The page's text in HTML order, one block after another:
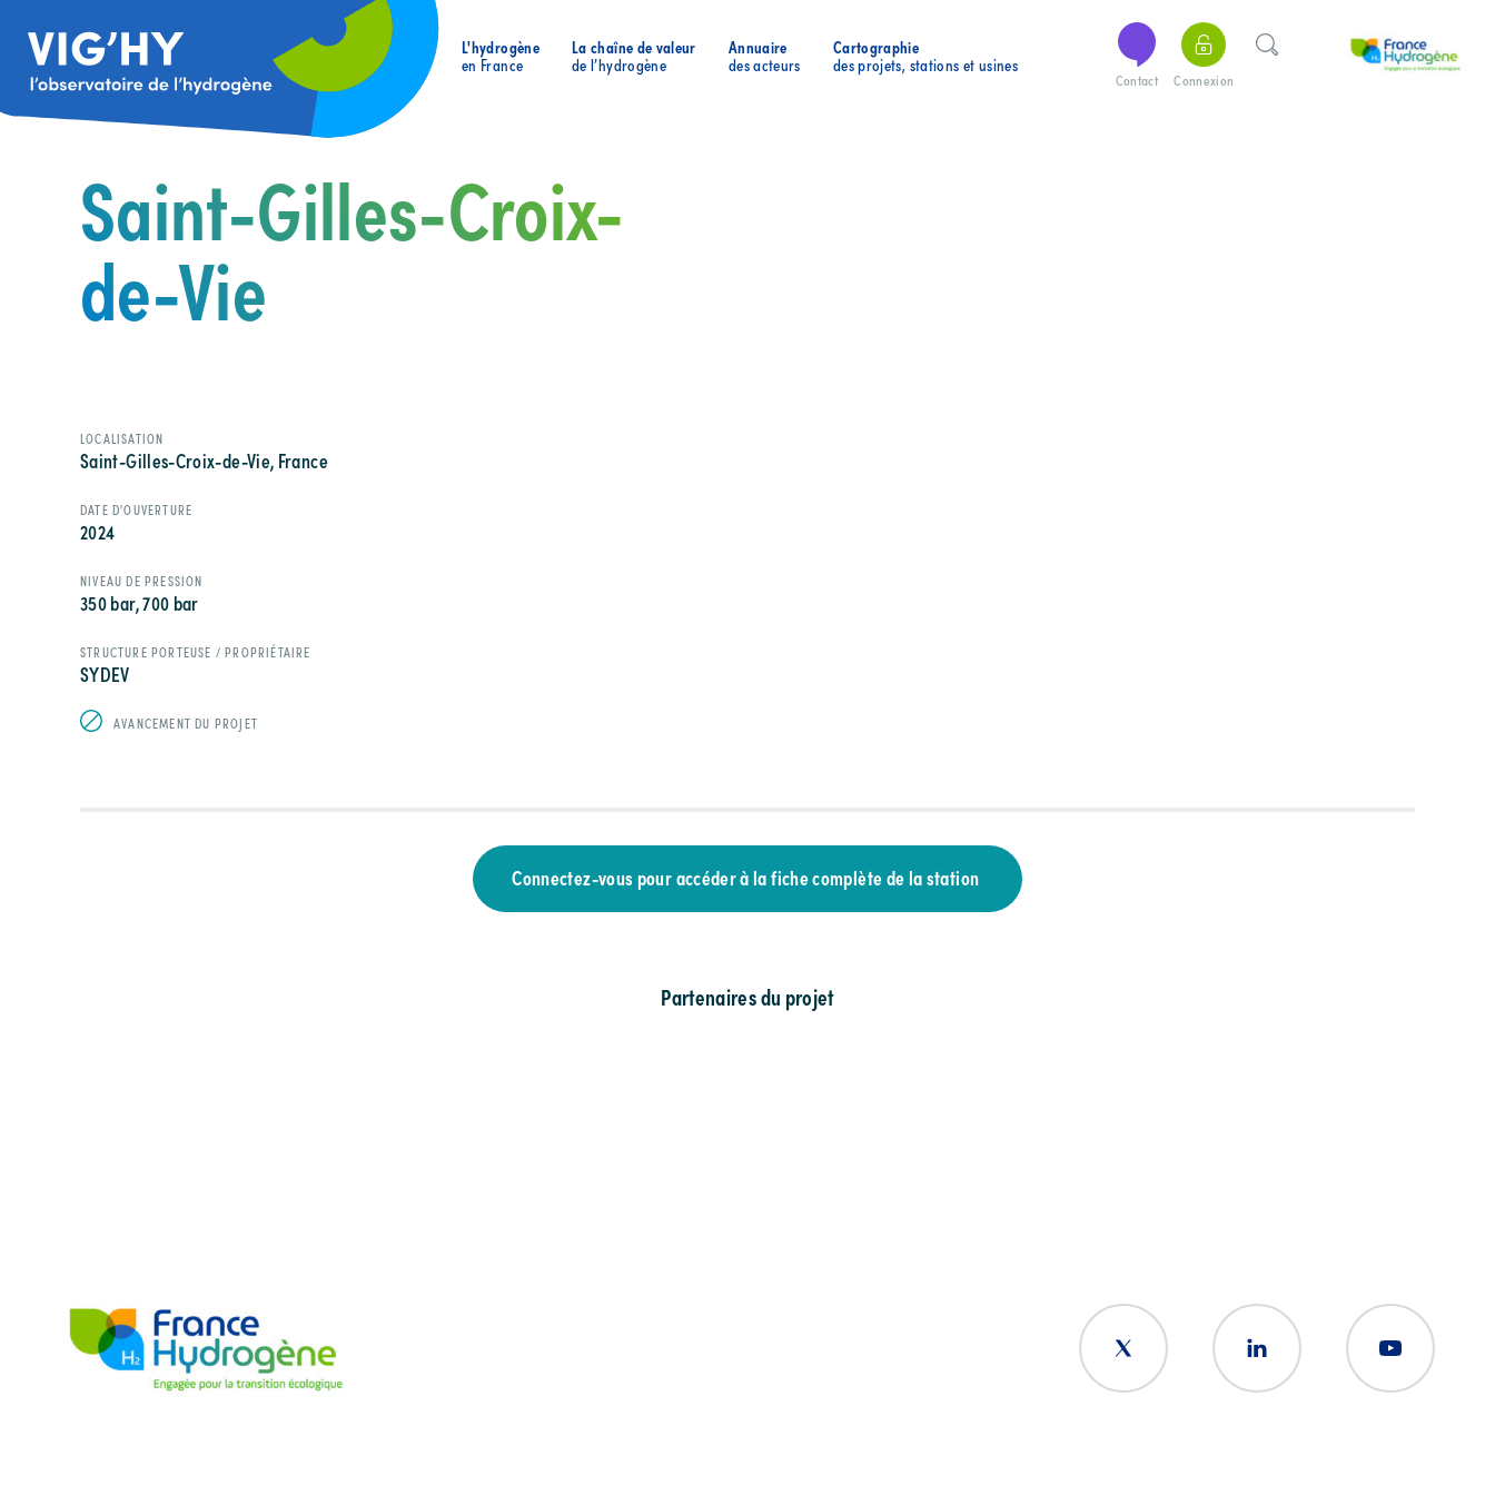
L'hydrogène
en France
La chaîne de valeur
de l’hydrogène
Annuaire
des acteurs
Cartographie
des projets, stations et usines
Contact Connexion
Saint-Gilles-Croix-
de-Vie
LOCALISATION
Saint-Gilles-Croix-de-Vie, France
DATE D'OUVERTURE
2024
NIVEAU DE PRESSION
350 bar, 700 bar
STRUCTURE PORTEUSE / PROPRIÉTAIRE
SYDEV
AVANCEMENT DU PROJET
Connectez-vous pour accéder à la fiche complète de la station
Partenaires du projet